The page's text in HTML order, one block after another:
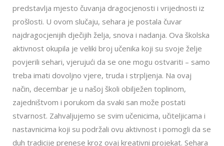
predstavlja mjesto čuvanja dragocjenosti i vrijednosti iz
prošlosti. U ovom slučaju, sehara je postala čuvar
najdragocjenijih dječijih želja, snova i nadanja. Ova školska
aktivnost okupila je veliki broj učenika koji su svoje želje
povjerili sehari, vjerujući da se one mogu ostvariti – samo
treba imati dovoljno vjere, truda i strpljenja. Na ovaj
način, decembar je u našoj školi obilježen toplinom,
zajedništvom i porukom da svaki san može postati
stvarnost. Zahvaljujemo se svim učenicima, učiteljicama i
nastavnicima koji su podržali ovu aktivnost i pomogli da se
duh tradicije prenese kroz ovaj kreativni projekat. Sehara